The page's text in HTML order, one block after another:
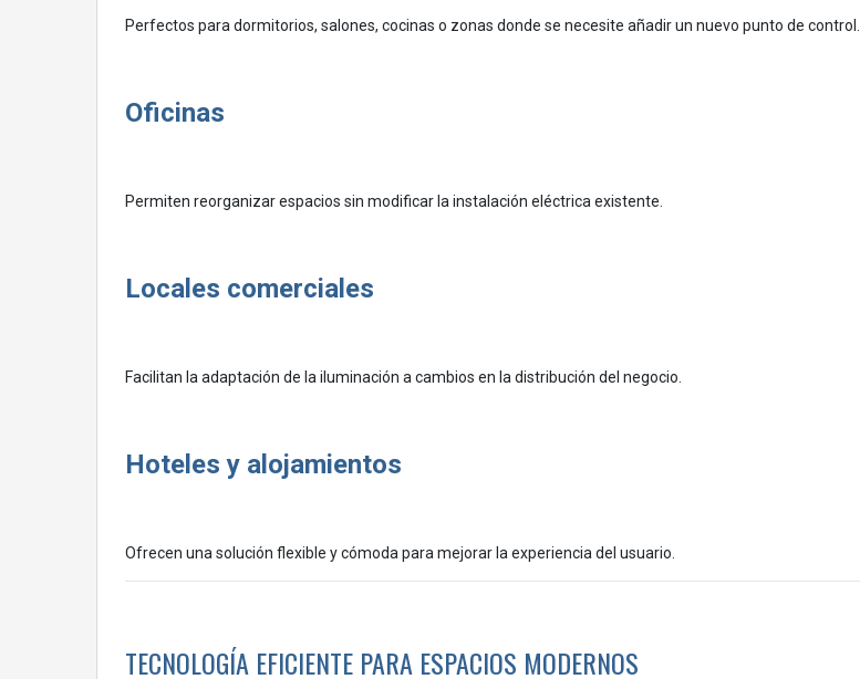
Perfectos para dormitorios, salones, cocinas o zonas donde se necesite añadir un nuevo punto de control.
Oficinas
Permiten reorganizar espacios sin modificar la instalación eléctrica existente.
Locales comerciales
Facilitan la adaptación de la iluminación a cambios en la distribución del negocio.
Hoteles y alojamientos
Ofrecen una solución flexible y cómoda para mejorar la experiencia del usuario.
TECNOLOGÍA EFICIENTE PARA ESPACIOS MODERNOS